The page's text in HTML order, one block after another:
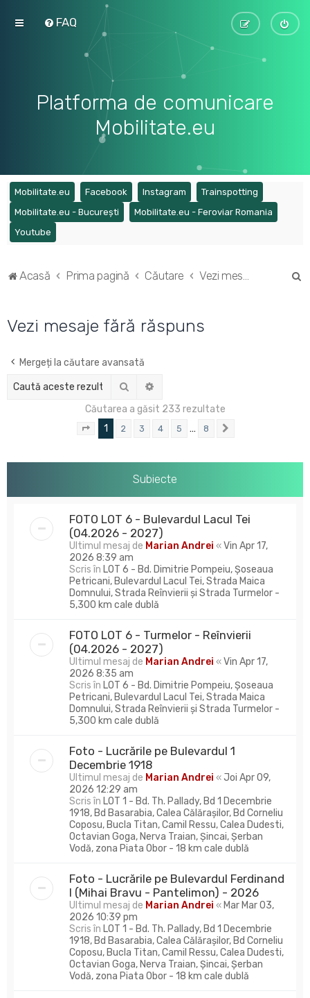
FAQ
Platforma de comunicare
Mobilitate.eu
Mobilitate.eu (Opens a new tab)
Facebook (Opens a new tab)
Instagram (Opens a new tab)
Trainspotting
Mobilitate.eu - București (Opens a new tab)
Mobilitate.eu - Feroviar Romania
Youtube
Acasă Prima pagină Căutare Vezi mesaje fără răspuns
Vezi mesaje fără răspuns
Mergeți la căutare avansată
Căutare
Căutarea a găsit 233 rezultate
Pagina1 din
1 2 3 4 5 … 8
Subiecte
FOTO LOT 6 - Bulevardul Lacul Tei
(04.2026 - 2027)
Ultimul mesaj de Marian Andrei «Vin Apr 17,
2026 8:39 am
Scris în LOT 6 - Bd. Dimitrie Pompeiu, Șoseaua
Petricani, Bulevardul Lacul Tei, Strada Maica
Domnului, Strada Reînvierii și Strada Turmelor -
5,300 km cale dublă
FOTO LOT 6 - Turmelor - Reînvierii
(04.2026 - 2027)
Ultimul mesaj de Marian Andrei «Vin Apr 17,
2026 8:35 am
Scris în LOT 6 - Bd. Dimitrie Pompeiu, Șoseaua
Petricani, Bulevardul Lacul Tei, Strada Maica
Domnului, Strada Reînvierii și Strada Turmelor -
5,300 km cale dublă
Foto - Lucrările pe Bulevardul 1
Decembrie 1918
Ultimul mesaj de Marian Andrei « Joi Apr 09,
2026 12:29 am
Scris în LOT 1 - Bd. Th. Pallady, Bd 1 Decembrie
1918, Bd Basarabia, Calea Călărașilor, Bd Corneliu
Coposu, Bucla Titan, Camil Ressu, Calea Dudesti,
Octavian Goga, Nerva Traian, Șincai, Șerban
Vodă, zona Piata Obor - 18 km cale dublă
Foto - Lucrările pe Bulevardul Ferdinand
I (Mihai Bravu - Pantelimon) - 2026
Ultimul mesaj de Marian Andrei « Mar Mar 03,
2026 10:39 pm
Scris în LOT 1 - Bd. Th. Pallady, Bd 1 Decembrie
1918, Bd Basarabia, Calea Călărașilor, Bd Corneliu
Coposu, Bucla Titan, Camil Ressu, Calea Dudesti,
Octavian Goga, Nerva Traian, Șincai, Șerban
Vodă, zona Piata Obor - 18 km cale dublă